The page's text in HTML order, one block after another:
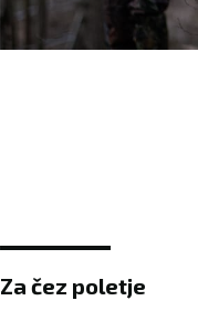
Za čez poletje